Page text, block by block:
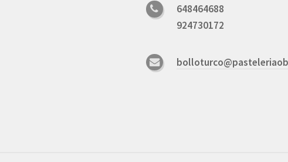
648464688
924730172